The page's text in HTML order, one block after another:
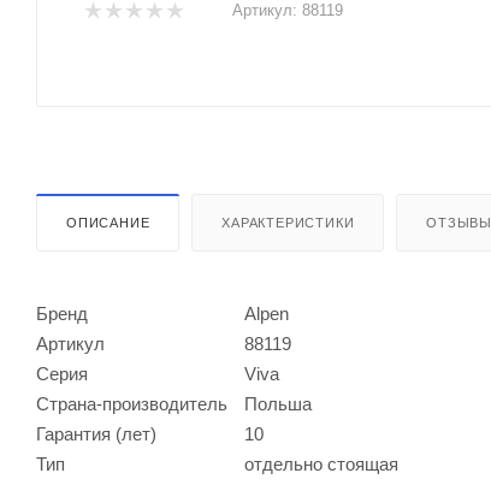
Артикул: 88119
ОПИСАНИЕ ХАРАКТЕРИСТИКИ ОТЗЫВЫ
Бренд
Alpen
Артикул
88119
Серия
Viva
Страна-производитель
Польша
Гарантия (лет)
10
Тип
отдельно стоящая